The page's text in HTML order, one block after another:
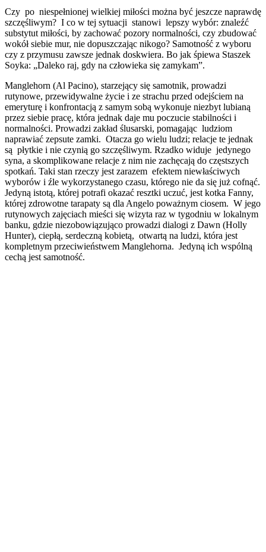
Czy po niespełnionej wielkiej miłości można być jeszcze naprawdę
szczęśliwym? I co w tej sytuacji stanowi lepszy wybór: znaleźć
substytut miłości, by zachować pozory normalności, czy zbudować
wokół siebie mur, nie dopuszczając nikogo? Samotność z wyboru
czy z przymusu zawsze jednak doskwiera. Bo jak śpiewa Staszek
Soyka: „Daleko raj, gdy na człowieka się zamykam”.
Manglehorn (Al Pacino), starzejący się samotnik, prowadzi
rutynowe, przewidywalne życie i ze strachu przed odejściem na
emeryturę i konfrontacją z samym sobą wykonuje niezbyt lubianą
przez siebie pracę, która jednak daje mu poczucie stabilności i
normalności. Prowadzi zakład ślusarski, pomagając ludziom
naprawiać zepsute zamki. Otacza go wielu ludzi; relacje te jednak
są płytkie i nie czynią go szczęśliwym. Rzadko widuje jedynego
syna, a skomplikowane relacje z nim nie zachęcają do częstszych
spotkań. Taki stan rzeczy jest zarazem efektem niewłaściwych
wyborów i źle wykorzystanego czasu, którego nie da się już cofnąć.
Jedyną istotą, której potrafi okazać resztki uczuć, jest kotka Fanny,
której zdrowotne tarapaty są dla Angelo poważnym ciosem. W jego
rutynowych zajęciach mieści się wizyta raz w tygodniu w lokalnym
banku, gdzie niezobowiązująco prowadzi dialogi z Dawn (Holly
Hunter), ciepłą, serdeczną kobietą, otwartą na ludzi, która jest
kompletnym przeciwieństwem Manglehorna. Jedyną ich wspólną
cechą jest samotność.